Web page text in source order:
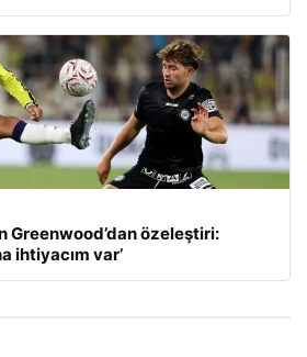
Greenwood’dan özeleştiri:
ihtiyacım var’